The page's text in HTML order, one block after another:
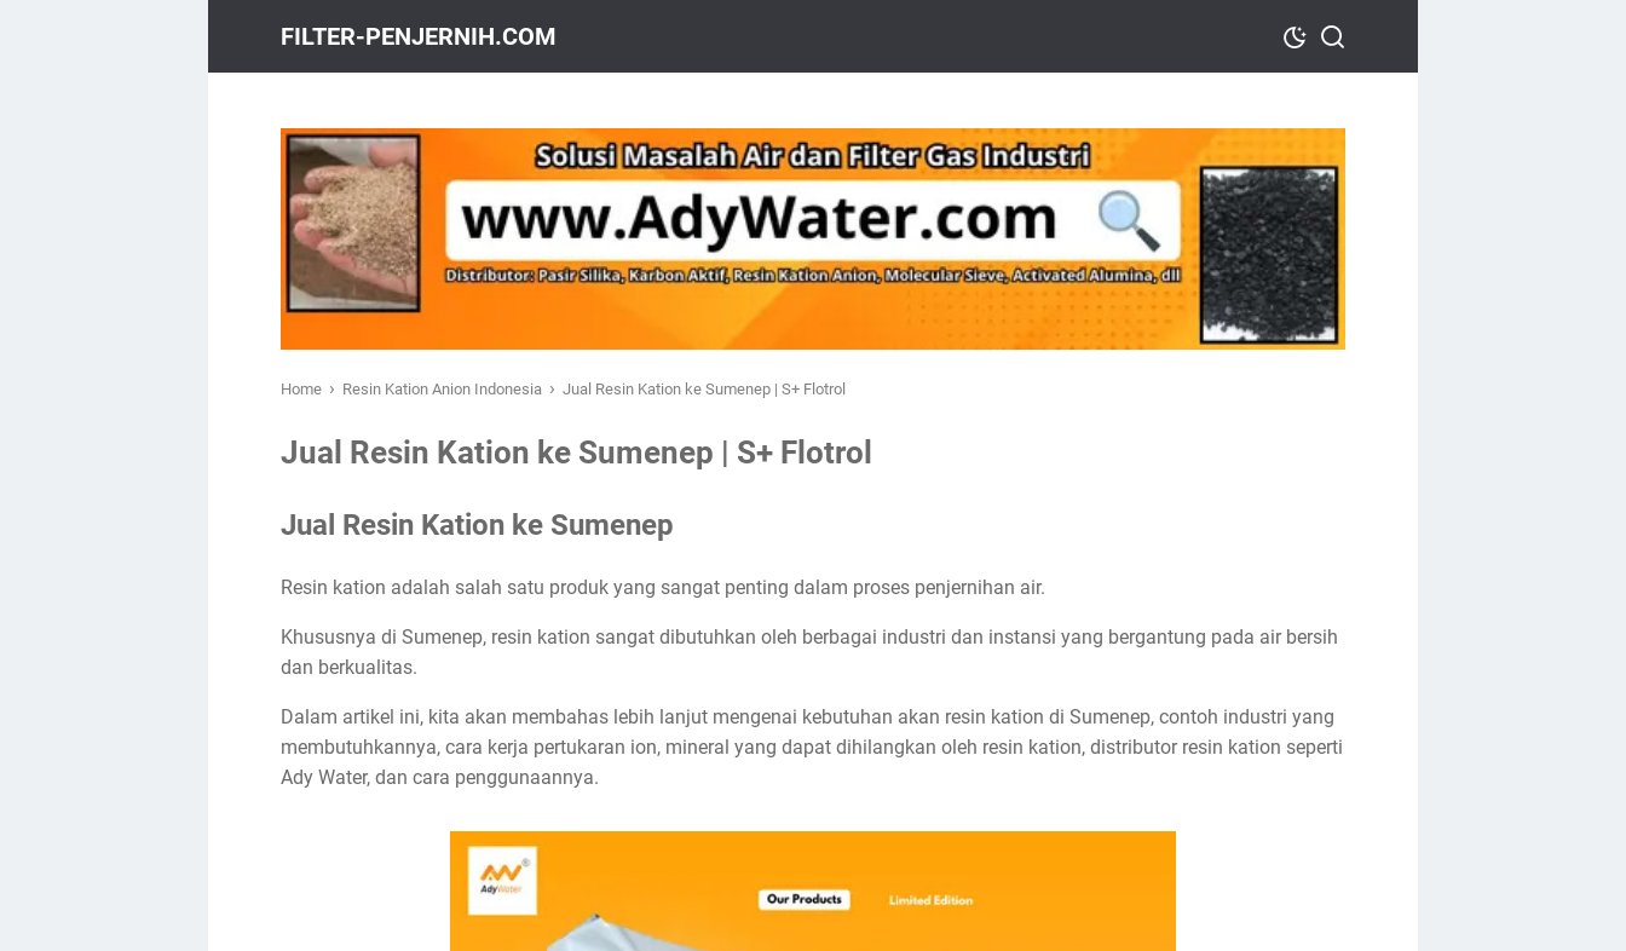
FILTER-PENJERNIH.COM
Home › Resin Kation Anion Indonesia › Jual Resin Kation ke Sumenep | S+ Flotrol
Jual Resin Kation ke Sumenep | S+ Flotrol
Jual Resin Kation ke Sumenep
Resin kation adalah salah satu produk yang sangat penting dalam proses penjernihan air.
Khususnya di Sumenep, resin kation sangat dibutuhkan oleh berbagai industri dan instansi yang bergantung pada air bersih
dan berkualitas.
Dalam artikel ini, kita akan membahas lebih lanjut mengenai kebutuhan akan resin kation di Sumenep, contoh industri yang
membutuhkannya, cara kerja pertukaran ion, mineral yang dapat dihilangkan oleh resin kation, distributor resin kation seperti
Ady Water, dan cara penggunaannya.